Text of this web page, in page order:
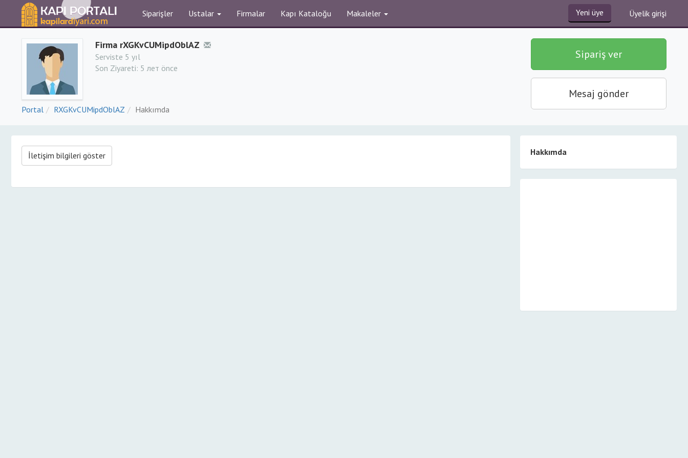
Siparişler Ustalar Firmalar Kapı Kataloğu Makaleler Yeni üye Üyelik girişi
Firma rXGKvCUMipdOblAZ
Serviste 5 yıl
Son Ziyareti: 5 лет önce
Portal RXGKvCUMipdOblAZ Hakkımda
Sipariş ver
Mesaj gönder
İletişim bilgileri göster Hakkımda